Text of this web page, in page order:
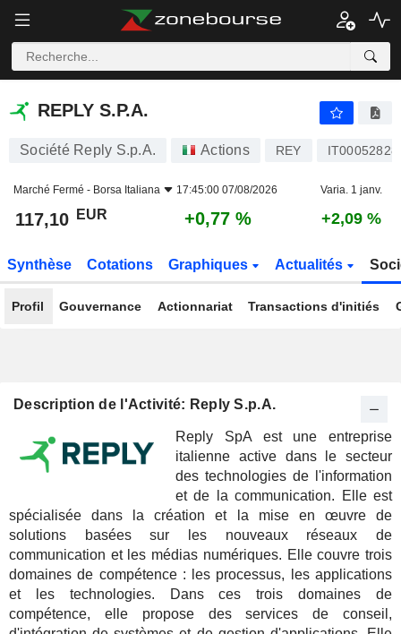
REPLY S.P.A.
REPLY S.P.A.
Société Reply S.p.A. Actions REY
Marché Fermé - Borsa Italiana 17:45:00 07/08/2026 Varia. 1 janv.
117,10 EUR +0,77 % +2,09 %
Synthèse Cotations Graphiques Actualités
Profil Gouvernance Actionnariat Transactions d'initiés
Description de l'Activité: Reply S.p.A.
Reply SpA est une entreprise
italienne active dans le secteur
des technologies de l'information
et de la communication. Elle est
spécialisée dans la création et la mise en œuvre de
solutions basées sur les nouveaux réseaux de
communication et les médias numériques. Elle couvre trois
domaines de compétence : les processus, les applications
et les technologies. Dans ces trois domaines de
compétence, elle propose des services de conseil,